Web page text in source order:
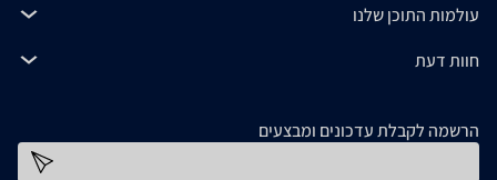
עולמות התוכן שלנו
חוות דעת
הרשמה לקבלת עדכונים ומבצעים